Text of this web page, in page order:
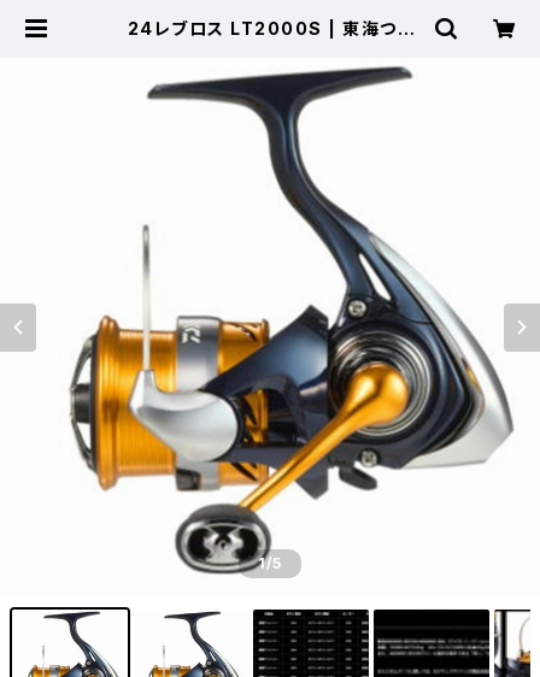
24レブロス LT2000S | 東海つり
1/5